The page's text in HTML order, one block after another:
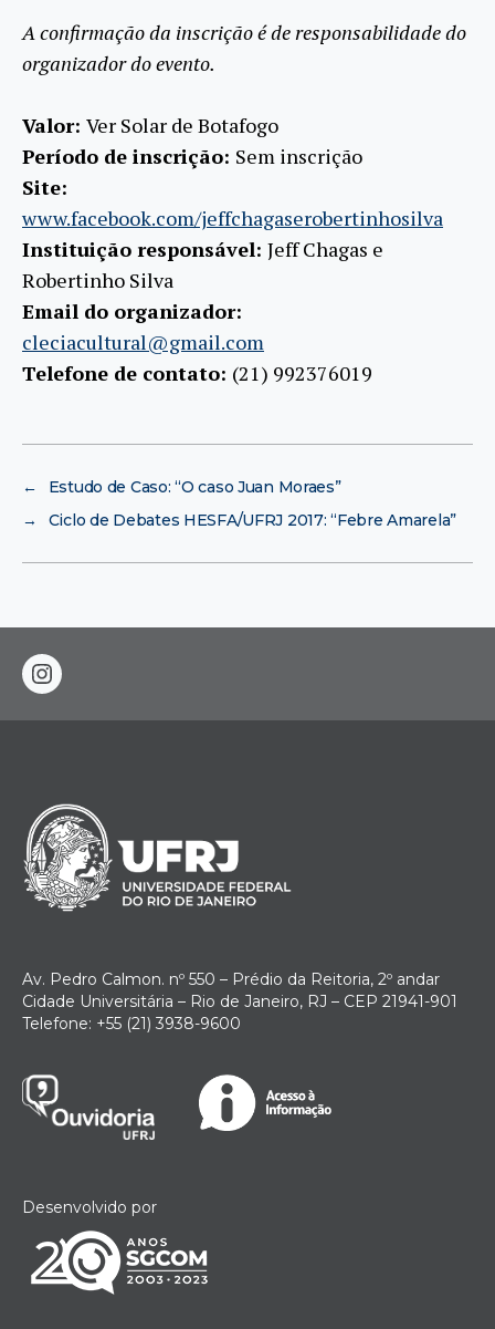
A confirmação da inscrição é de responsabilidade do
organizador do evento.
Valor: Ver Solar de Botafogo
Período de inscrição: Sem inscrição
Site:
www.facebook.com/jeffchagaserobertinhosilva
Instituição responsável: Jeff Chagas e
Robertinho Silva
Email do organizador:
cleciacultural@gmail.com
Telefone de contato: (21) 992376019
←
Estudo de Caso: “O caso Juan Moraes”
→
Ciclo de Debates HESFA/UFRJ 2017: “Febre Amarela”
instagram
Av. Pedro Calmon. nº 550 – Prédio da Reitoria, 2º andar
Cidade Universitária – Rio de Janeiro, RJ – CEP 21941-901
Telefone: +55 (21) 3938-9600
Desenvolvido por